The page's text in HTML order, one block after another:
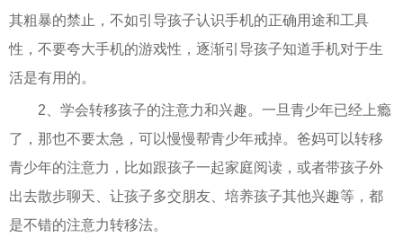
其粗暴的禁止，不如引导孩子认识手机的正确用途和工具
性，不要夸大手机的游戏性，逐渐引导孩子知道手机对于生
活是有用的。
2、学会转移孩子的注意力和兴趣。一旦青少年已经上瘾
了，那也不要太急，可以慢慢帮青少年戒掉。爸妈可以转移
青少年的注意力，比如跟孩子一起家庭阅读，或者带孩子外
出去散步聊天、让孩子多交朋友、培养孩子其他兴趣等，都
是不错的注意力转移法。